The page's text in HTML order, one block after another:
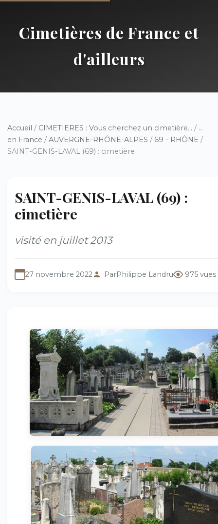
Cimetières de France et
d'ailleurs
Accueil / CIMETIERES : Vous cherchez un cimetière... / ...
en France / AUVERGNE-RHÔNE-ALPES / 69 - RHÔNE /
SAINT-GENIS-LAVAL (69) : cimetière
SAINT-GENIS-LAVAL (69) :
cimetière
visité en juillet 2013
27 novembre 2022 ParPhilippe Landru 975 vues